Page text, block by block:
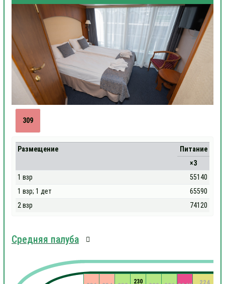
309
Размещение
Питание
×3
1 взр
55140
1 взр; 1 дет
65590
2 взр
74120
Средняя палуба
224
230